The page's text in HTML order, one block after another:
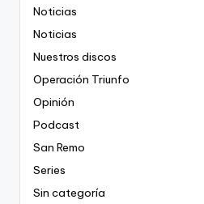
Noticias
Noticias
Nuestros discos
Operación Triunfo
Opinión
Podcast
San Remo
Series
Sin categoría